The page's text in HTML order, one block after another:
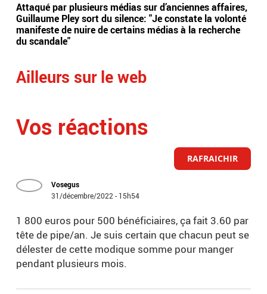
Attaqué par plusieurs médias sur d’anciennes affaires,
Guillaume Pley sort du silence: "Je constate la volonté
manifeste de nuire de certains médias à la recherche
du scandale"
Ailleurs sur le web
Vos réactions
RAFRAICHIR
Vosegus
31/décembre/2022 - 15h54
1 800 euros pour 500 bénéficiaires, ça fait 3.60 par
tête de pipe/an. Je suis certain que chacun peut se
délester de cette modique somme pour manger
pendant plusieurs mois.